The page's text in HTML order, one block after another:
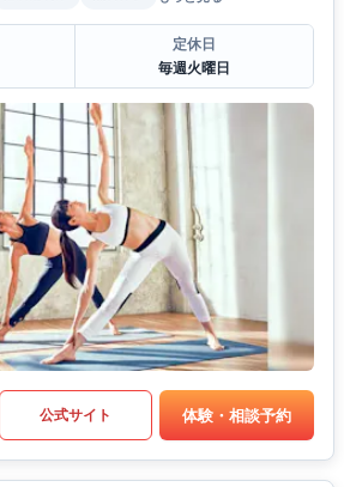
定休日
毎週火曜日
公式サイト 体験・相談予約